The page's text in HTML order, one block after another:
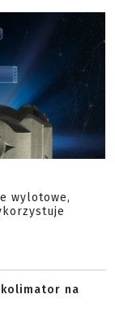
wylotowe,
na